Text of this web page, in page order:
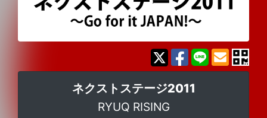
ネクストステージ2011
RYUQ RISING